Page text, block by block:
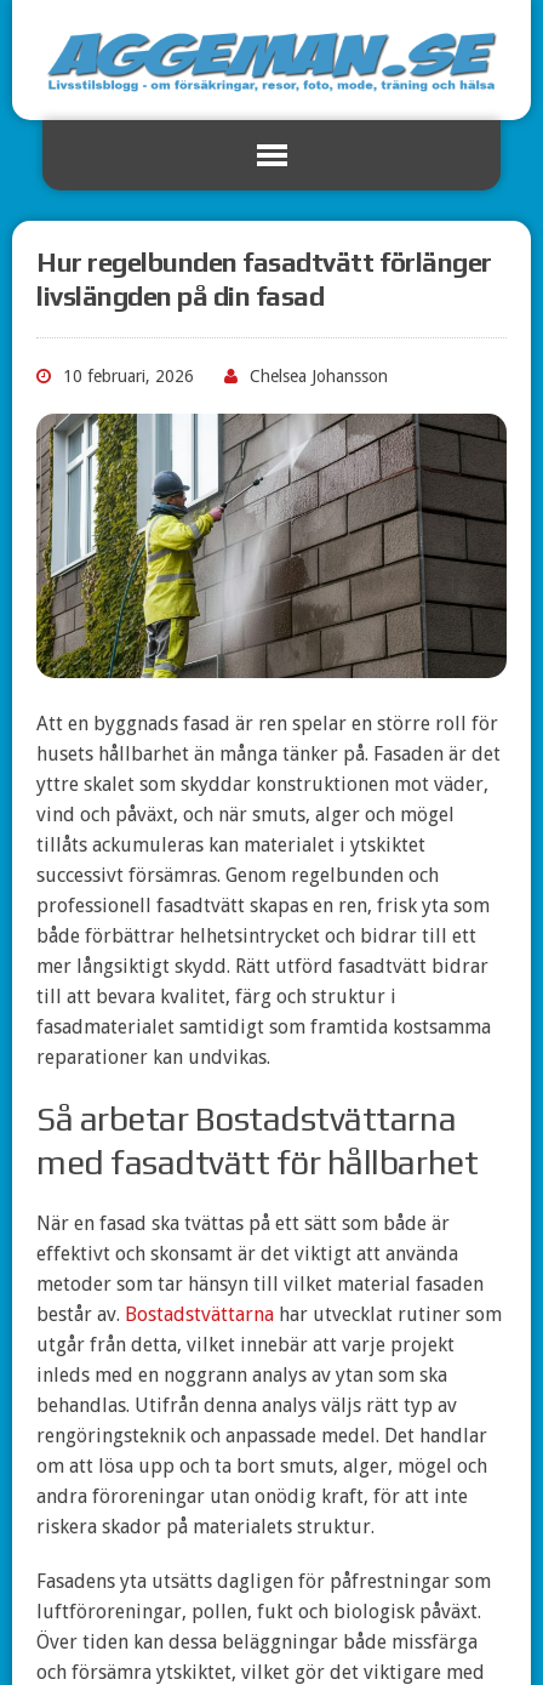
Hur regelbunden fasadtvätt förlänger
livslängden på din fasad
10 februari, 2026 Chelsea Johansson
Att en byggnads fasad är ren spelar en större roll för
husets hållbarhet än många tänker på. Fasaden är det
yttre skalet som skyddar konstruktionen mot väder,
vind och påväxt, och när smuts, alger och mögel
tillåts ackumuleras kan materialet i ytskiktet
successivt försämras. Genom regelbunden och
professionell fasadtvätt skapas en ren, frisk yta som
både förbättrar helhetsintrycket och bidrar till ett
mer långsiktigt skydd. Rätt utförd fasadtvätt bidrar
till att bevara kvalitet, färg och struktur i
fasadmaterialet samtidigt som framtida kostsamma
reparationer kan undvikas.
Så arbetar Bostadstvättarna
med fasadtvätt för hållbarhet
När en fasad ska tvättas på ett sätt som både är
effektivt och skonsamt är det viktigt att använda
metoder som tar hänsyn till vilket material fasaden
består av. Bostadstvättarna har utvecklat rutiner som
utgår från detta, vilket innebär att varje projekt
inleds med en noggrann analys av ytan som ska
behandlas. Utifrån denna analys väljs rätt typ av
rengöringsteknik och anpassade medel. Det handlar
om att lösa upp och ta bort smuts, alger, mögel och
andra föroreningar utan onödig kraft, för att inte
riskera skador på materialets struktur.
Fasadens yta utsätts dagligen för påfrestningar som
luftföroreningar, pollen, fukt och biologisk påväxt.
Över tiden kan dessa beläggningar både missfärga
och försämra ytskiktet, vilket gör det viktigare med